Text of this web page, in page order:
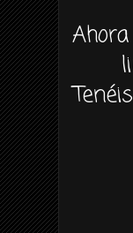
Ahora
Tenéis